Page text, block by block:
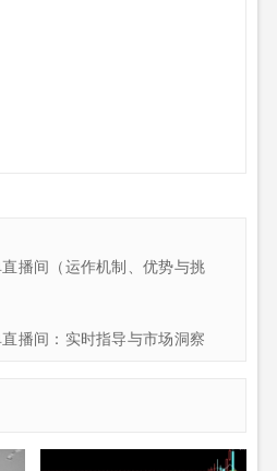
播间（运作机制、优势与挑
播间：实时指导与市场洞察